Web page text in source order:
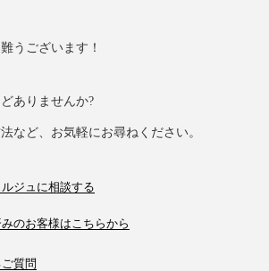
うございます！
ありませんか?
など、お気軽にお尋ねください。
ジュに相談する
のお客様はこちらから
質問